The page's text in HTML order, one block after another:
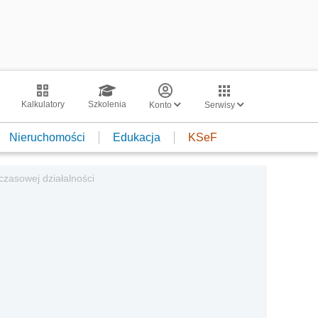
Kalkulatory Szkolenia Konto Serwisy
Nieruchomości Edukacja KSeF
działalności